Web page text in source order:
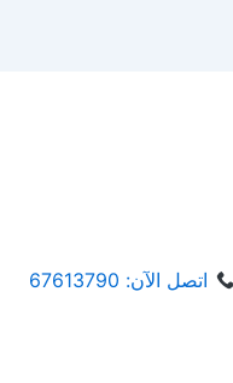
اتصل الآن: 67613790